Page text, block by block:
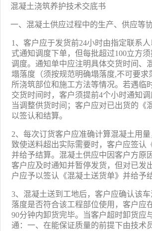
混凝土浇筑养护技术交底书
一、混凝土供应过程中的生产、供应等
1 、客户应于发货前24小时由指定联系
式通知调度下单，但每批超过100立方须
调度。 通知单中应注明具体交货时间、
塌落度（须按规范明确塌落度,不可要求
所浇筑部位和施工方法等情况。若遇临
交货时间时，客户须提前4个小时通知
当调整供货时间；客户应对已出货的《
以签认和结算。
2、 每次订货客户应准确计算混凝土用
致使送料超出实际需要时，客户应签认
并给予结算。混凝土供应中因客户方原
客户应及时通知并暂停发货，但对已发
户应予以签认《混凝土送货单》并给予
3、 混凝土送到工地后，客户应确认该
落度是否符合该工程部位使用，客户应
90分钟内卸货完毕。当客户超时卸货应
通：一、在能保证质量的前提下由技术